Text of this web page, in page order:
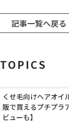
記事一覧へ戻る
くせ毛向けヘアオイ
販で買えるプチプラ
ビューも】